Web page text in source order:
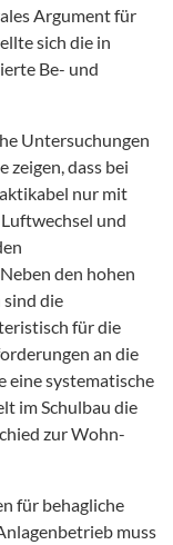
Argument für
sich die in
Be- und
Untersuchungen
dass bei
nur mit
und
den hohen
sind die
für die
an die
eine systematische
im Schulbau die
zur Wohn-
für behagliche
muss